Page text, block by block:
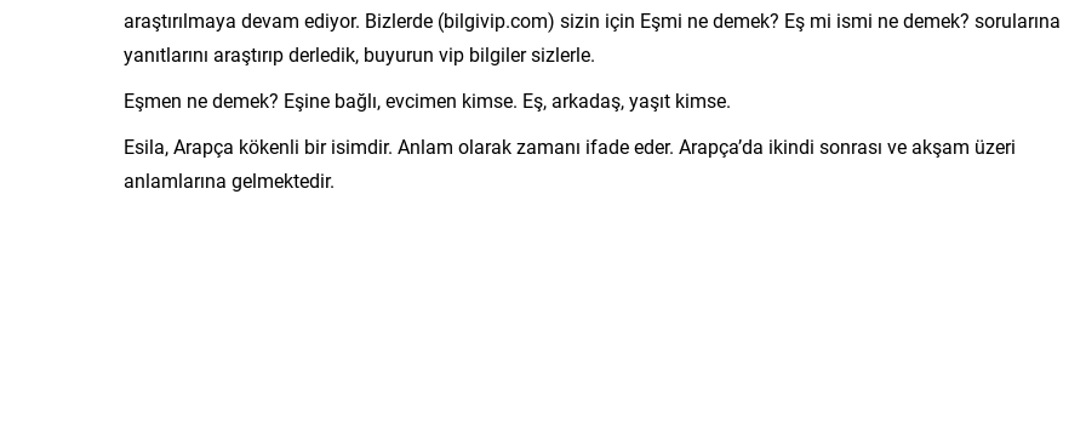
araştırılmaya devam ediyor. Bizlerde (bilgivip.com) sizin için Eşmi ne demek? Eş mi ismi ne demek? sorularına
yanıtlarını araştırıp derledik, buyurun vip bilgiler sizlerle.
Eşmen ne demek? Eşine bağlı, evcimen kimse. Eş, arkadaş, yaşıt kimse.
Esila, Arapça kökenli bir isimdir. Anlam olarak zamanı ifade eder. Arapça’da ikindi sonrası ve akşam üzeri
anlamlarına gelmektedir.